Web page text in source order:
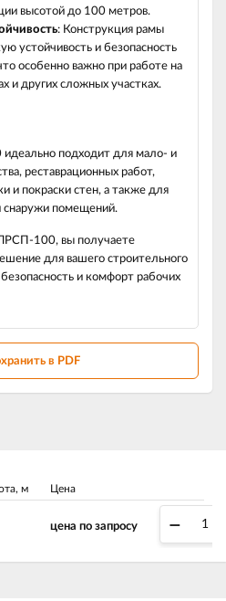
высотой до 100 метров.
: Конструкция рамы
устойчивость и безопасность
особенно важно при работе на
и других сложных участках.
подходит для мало- и
реставрационных работ,
и покраски стен, а также для
снаружи помещений.
100, вы получаете
для вашего строительного
и комфорт рабочих
в PDF
м Цена
цена по запросу –